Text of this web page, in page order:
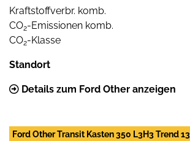
Kraftstoffverbr. komb.
CO2-Emissionen komb.
CO2-Klasse
Standort
Details zum Ford Other anzeigen
Ford Other Transit Kasten 350 L3H3 Trend